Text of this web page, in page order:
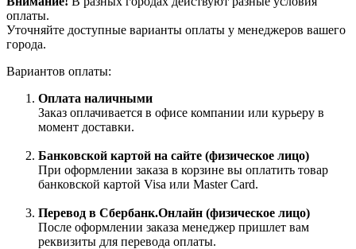
оплаты.
Уточняйте доступные варианты оплаты у менеджеров вашего
города.
Вариантов оплаты:
Оплата наличными
Заказ оплачивается в офисе компании или курьеру в
момент доставки.
Банковской картой на сайте (физическое лицо)
При оформлении заказа в корзине вы оплатить товар
банковской картой Visa или Master Card.
Перевод в Сбербанк.Онлайн (физическое лицо)
После оформлении заказа менеджер пришлет вам
реквизиты для перевода оплаты.